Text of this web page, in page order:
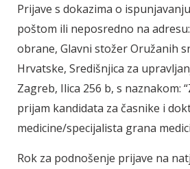
Prijave s dokazima o
poštom ili neposredno na
obrane, Glavni stožer Oružanih
Hrvatske, Središnjica za
Zagreb, Ilica 256 b, s naznakom:
prijam kandidata za časnike i
medicine/specijalista grana
Rok za podnošenje prijave na